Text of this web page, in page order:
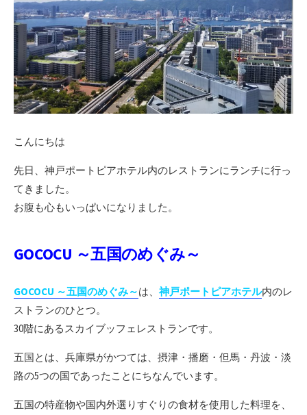
こんにちは
先日、神戸ポートピアホテル内のレストランにランチに行っ
てきました。
お腹も心もいっぱいになりました。
GOCOCU ～五国のめぐみ～
GOCOCU ～五国のめぐみ～は、 神戸ポートピアホテル内のレ
ストランのひとつ。
30階にあるスカイブッフェレストランです。
五国とは、兵庫県がかつては、摂津・播磨・但馬・丹波・淡
路の5つの国であったことにちなんでいます。
五国の特産物や国内外選りすぐりの食材を使用した料理を、